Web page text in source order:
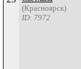
(Красноярск)
ID: 7972